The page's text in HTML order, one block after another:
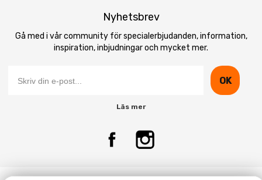
Nyhetsbrev
Gå med i vår community för specialerbjudanden, information,
inspiration, inbjudningar och mycket mer.
OK
Läs mer